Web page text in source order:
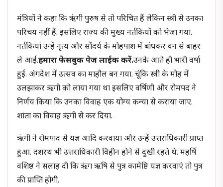
मंत्रियों ने कहा कि ऋंगी पुरुष से तो परिचित हैं लेकिन स्त्री से उनका
परिचय नहीं हैं. इसलिए राज्य की मुख्य नर्तकियों को भेजा गया.
नर्तकियां उन्हें नृत्य और सौंदर्य के मोहपाश में बांधकर वन से बाहर
ले आईं.हमारा फेसबुक पेज लाईक करें.उनके आते ही भारी वर्षा
हुई. अंगदेश में उत्सव का माहौल बन गया. चूंकि स्त्री के मोह में
उलझाकर ऋंगी को लाया गया था इसलिए वर्षिणी और रोमपद ने
निर्णय किया कि उनका विवाह एक योग्य कन्या से कराया जाए.
शां‍ता का विवाह ऋंगी से कर दिया.
ऋंगी ने रोमपाद से यज्ञ आदि करवाया और उन्हें उत्तराधिकारी प्राप्त
हुआ. दशरथ भी उत्तराधिकारी विहीन होने से दुखी रहते थे. महर्षि
वशिष्ठ ने सलाह दी कि ऋंग ऋषि से पुत्र कामेष्ठि यज्ञ करवाएं तो पुत्र
की प्राप्ति होगी.